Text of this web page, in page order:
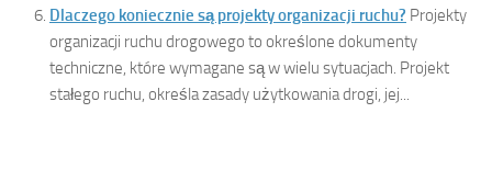
Dlaczego koniecznie są projekty organizacji ruchu? Projekty
organizacji ruchu drogowego to określone dokumenty
techniczne, które wymagane są w wielu sytuacjach. Projekt
stałego ruchu, określa zasady użytkowania drogi, jej...